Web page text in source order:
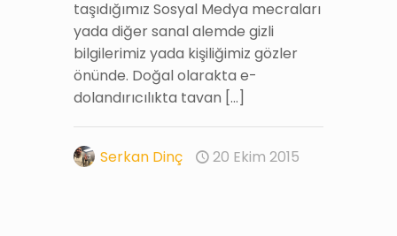
taşıdığımız Sosyal Medya mecraları
yada diğer sanal alemde gizli
bilgilerimiz yada kişiliğimiz gözler
önünde. Doğal olarakta e-
dolandırıcılıkta tavan […]
Serkan Dinç 20 Ekim 2015